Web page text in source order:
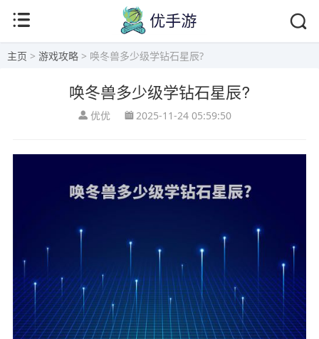
主页 > 游戏攻略 > 唤冬兽多少级学钻石星辰?
唤冬兽多少级学钻石星辰?
优优 2025-11-24 05:59:50